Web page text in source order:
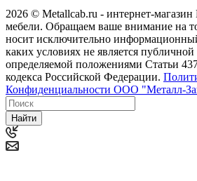
2026 © Metallcab.ru - интернет-магазин
мебели. Обращаем ваше внимание на
носит исключительно
каких условиях не является
определяемой положениями Статьи
кодекса Российской Федерации.
Конфиденциальности ООО "Металл-
Найти